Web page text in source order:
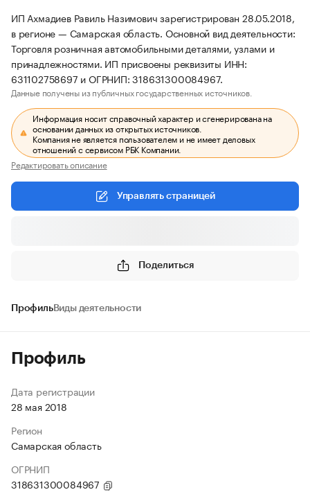
ИП Ахмадиев Равиль Назимович зарегистрирован 28.05.2018,
в регионе — Самарская область. Основной вид деятельности:
Торговля розничная автомобильными деталями, узлами и
принадлежностями. ИП присвоены реквизиты ИНН:
631102758697 и ОГРНИП: 318631300084967.
Данные получены из публичных государственных источников.
Информация носит справочный характер и сгенерирована на
основании данных из открытых источников.
Компания не является пользователем и не имеет деловых
отношений с сервисом РБК Компании.
Редактировать описание
Управлять страницей
Поделиться
ПрофильВиды деятельности
Профиль
Дата регистрации
28 мая 2018
Регион
Самарская область
ОГРНИП
318631300084967